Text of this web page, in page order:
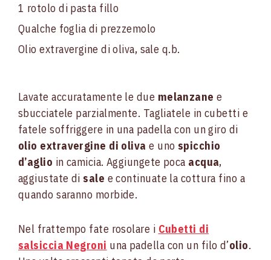
1 rotolo di pasta fillo
Qualche foglia di prezzemolo
Olio extravergine di oliva, sale q.b.
Lavate accuratamente le due melanzane e
sbucciatele parzialmente. Tagliatele in cubetti e
fatele soffriggere in una padella con un giro di
olio extravergine di oliva e uno spicchio
d’aglio in camicia. Aggiungete poca acqua,
aggiustate di sale e continuate la cottura fino a
quando saranno morbide.
Nel frattempo fate rosolare i Cubetti di
salsiccia Negroni una padella con un filo d’olio.